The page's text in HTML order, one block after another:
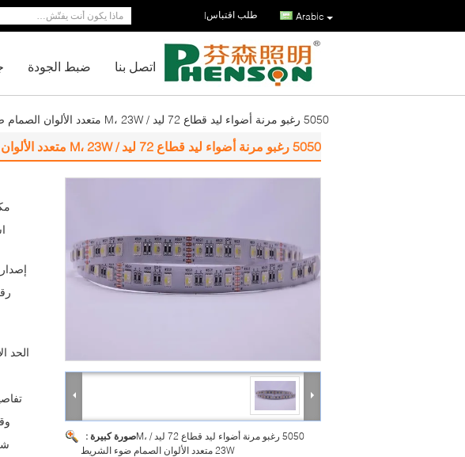
Arabic طلب اقتباس|
ضبط الجودة اتصل بنا
5050 رغبو مرنة أضواء ليد قطاع 72 ليد / M، 23W متعدد الألوان الصمام ضوء الشريط
5050 رغبو مرنة أضواء ليد قطاع 72 ليد / M، 23W متعدد الألوان الصمام ضوء الشريط
صورة كبيرة :5050 رغبو مرنة أضواء ليد قطاع 72 ليد / M،
23W متعدد الألوان الصمام ضوء الشريط
الحد